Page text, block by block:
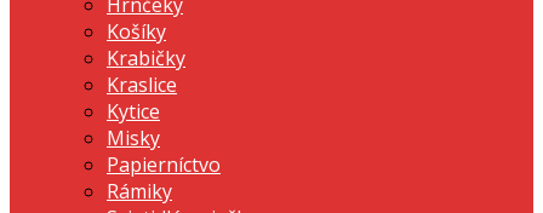
Košíky
Krabičky
Kraslice
Kytice
Misky
Papierníctvo
Rámiky